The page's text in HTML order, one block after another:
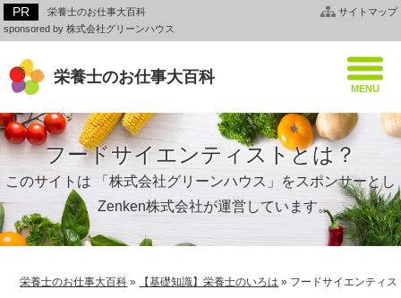
栄養士のお仕事大百科
sponsored by 株式会社グリーンハウス
サイトマップ
栄養士のお仕事大百科
フードサイエンティストとは？
このサイトは 「株式会社グリーンハウス」をスポンサーとし
て、Zenken株式会社が運営しています。
栄養士のお仕事大百科 » 【基礎知識】栄養士のいろは » フードサイエンティス